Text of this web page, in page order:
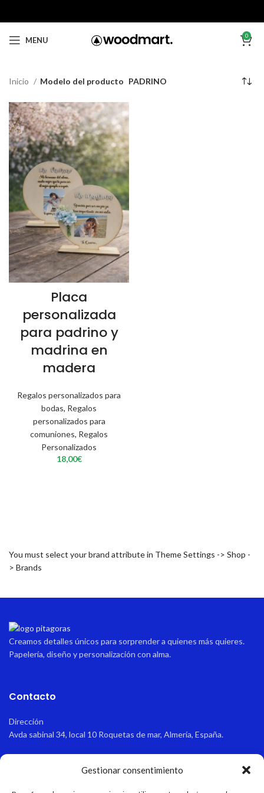
Gestionar consentimiento
MENU 0
Inicio Modelo del producto PADRINO
Placa
personalizada
para padrino y
madrina en
madera
Regalos personalizados para
bodas, Regalos
personalizados para
comuniones, Regalos
Personalizados
18,00€
You must select your brand attribute in Theme Settings -> Shop -
> Brands
Creamos detalles únicos para sorprender a quienes más quieres.
Papelería, diseño y personalización con alma.
Contacto
Dirección
Avda sabinal 34, local 10 Roquetas de mar, Almería, España.
pitagoraspapeleria@hotmail.com